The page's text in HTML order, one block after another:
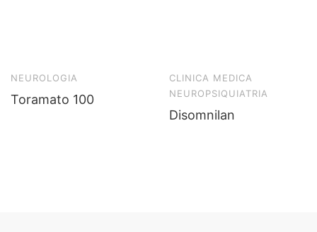
NEUROLOGIA
Toramato 100
CLINICA MEDICA
NEUROPSIQUIATRIA
Disomnilan